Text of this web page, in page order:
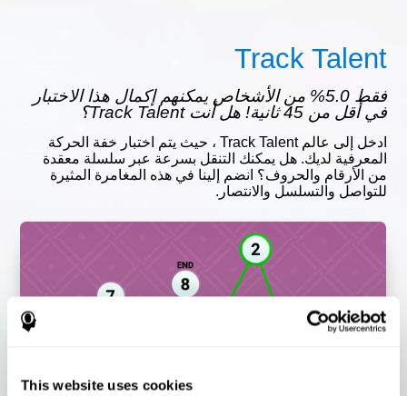
This website uses cookies
Track Talent
فقط 5.0% من الأشخاص يمكنهم إكمال هذا الاختبار
في أقل من 45 ثانية! هل أنت Track Talent؟
ادخل إلى عالم Track Talent ، حيث يتم اختبار خفة الحركة
المعرفية لديك. هل يمكنك التنقل بسرعة عبر سلسلة معقدة
من الأرقام والحروف؟ انضم إلينا في هذه المغامرة المثيرة
للتواصل والتسلسل والانتصار.